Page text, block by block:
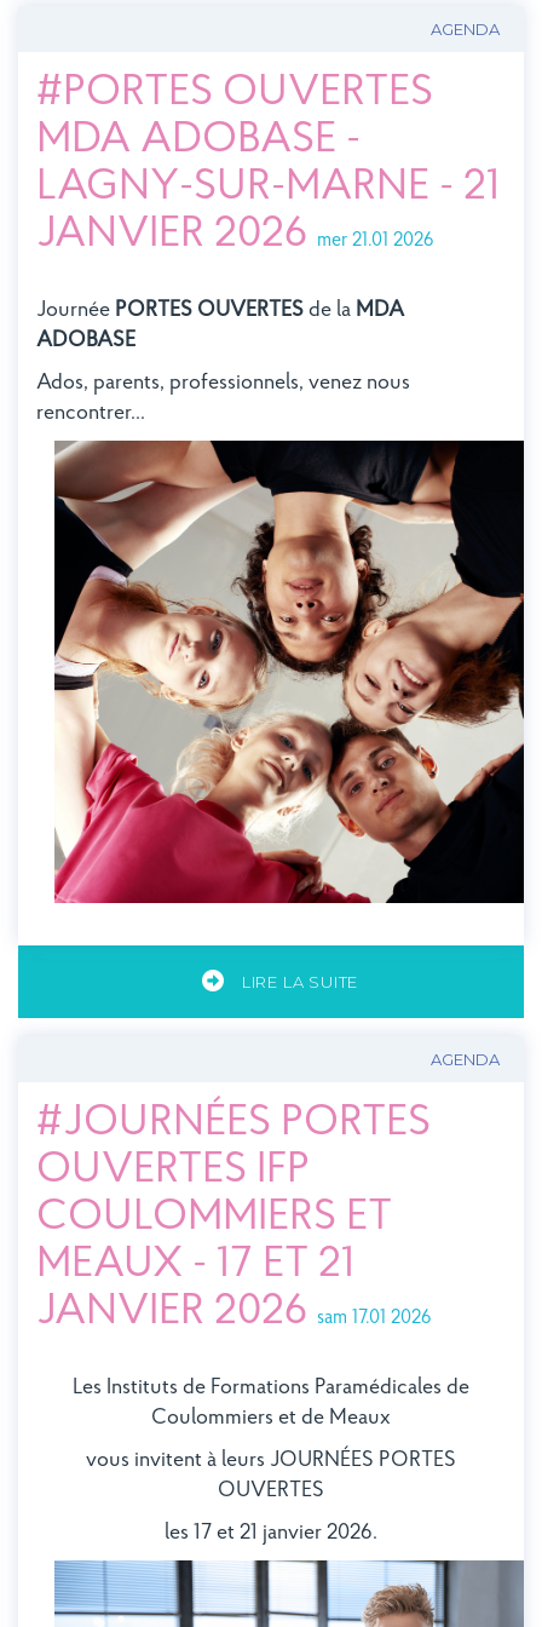
AGENDA
#PORTES OUVERTES
MDA ADOBASE -
LAGNY-SUR-MARNE - 21
JANVIER 2026
mer 21.01 2026
Journée PORTES OUVERTES de la MDA
ADOBASE
Ados, parents, professionnels, venez nous
rencontrer...
LIRE LA SUITE
AGENDA
#JOURNÉES PORTES
OUVERTES IFP
COULOMMIERS ET
MEAUX - 17 ET 21
JANVIER 2026 sam 17.01 2026
Les Instituts de Formations Paramédicales de
Coulommiers et de Meaux
vous invitent à leurs JOURNÉES PORTES
OUVERTES
les 17 et 21 janvier 2026.